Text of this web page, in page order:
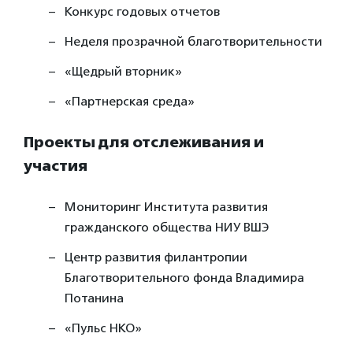
Конкурс годовых отчетов
Неделя прозрачной благотворительности
«Щедрый вторник»
«Партнерская среда»
Проекты для отслеживания и
участия
Мониторинг Института развития
гражданского общества НИУ ВШЭ
Центр развития филантропии
Благотворительного фонда Владимира
Потанина
«Пульс НКО»